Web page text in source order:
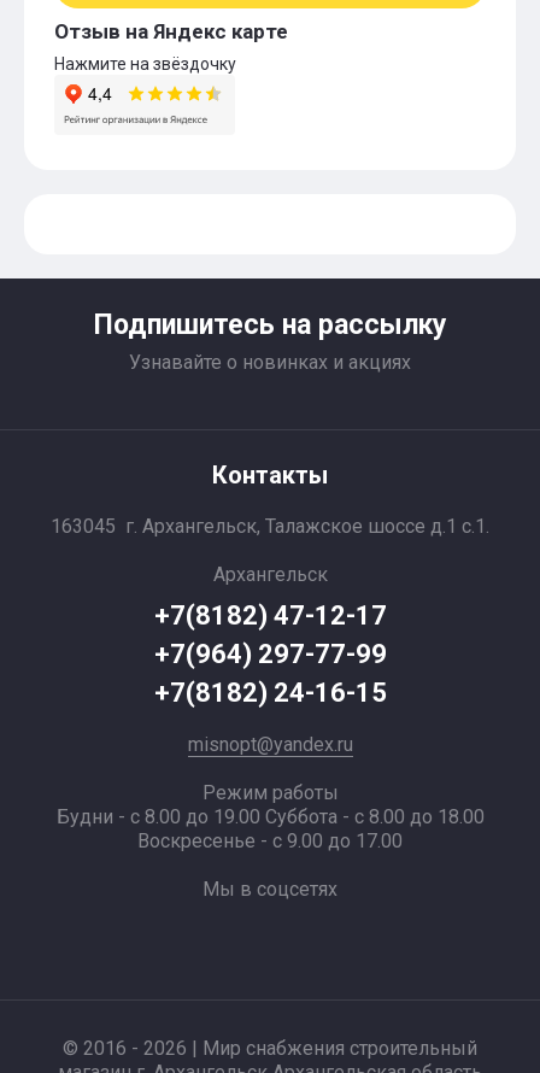
Отзыв на Яндекс карте
Нажмите на звёздочку
Подпишитесь на рассылку
Узнавайте о новинках и акциях
Контакты
163045 г. Архангельск, Талажское шоссе д.1 с.1.
Архангельск
+7(8182) 47-12-17
+7(964) 297-77-99
+7(8182) 24-16-15
misnopt@yandex.ru
Режим работы
Будни - с 8.00 до 19.00 Суббота - с 8.00 до 18.00
Воскресенье - с 9.00 до 17.00
Мы в соцсетях
© 2016 - 2026 | Мир снабжения строительный